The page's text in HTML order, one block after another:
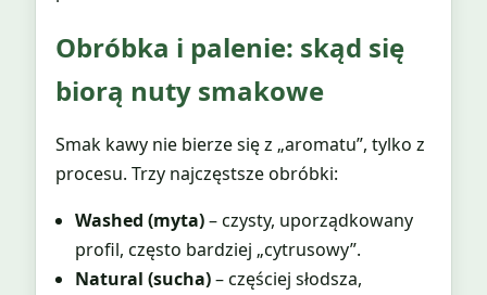
Obróbka i palenie: skąd się
biorą nuty smakowe
Smak kawy nie bierze się z „aromatu”, tylko z
procesu. Trzy najczęstsze obróbki:
Washed (myta)– czysty, uporządkowany
profil, często bardziej „cytrusowy”.
Natural (sucha)– częściej słodsza,